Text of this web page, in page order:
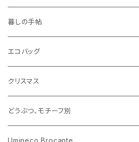
ピノキオ
ミニチュア、ドールハウス
古レコード
古せっけん
ラッピングペーパー、壁紙
紙
布地
ガラス
花びん
小物入れ
陶磁器
カップアンドソーサー
プレート
木製品
ホーロー
メタル
暮しの手帖
エコバッグ
クリスマス
どうぶつ、モチーフ別
くま、ベア
Umineco Brocante